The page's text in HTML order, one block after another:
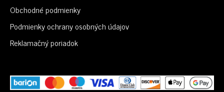
Obchodné podmienky
Podmienky ochrany osobných údajov
Reklamačný poriadok